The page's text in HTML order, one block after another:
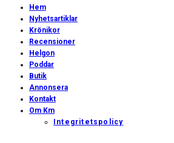
Hem
Nyhetsartiklar
Krönikor
Recensioner
Helgon
Poddar
Butik
Annonsera
Kontakt
Om Km
Integritetspolicy